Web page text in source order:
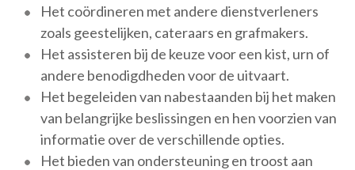
Het coördineren met andere dienstverleners
zoals geestelijken, cateraars en grafmakers.
Het assisteren bij de keuze voor een kist, urn of
andere benodigdheden voor de uitvaart.
Het begeleiden van nabestaanden bij het maken
van belangrijke beslissingen en hen voorzien van
informatie over de verschillende opties.
Het bieden van ondersteuning en troost aan